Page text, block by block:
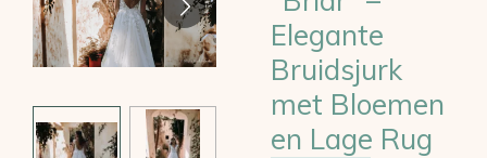
Elegante
Bruidsjurk
met Bloemen
en Lage Rug